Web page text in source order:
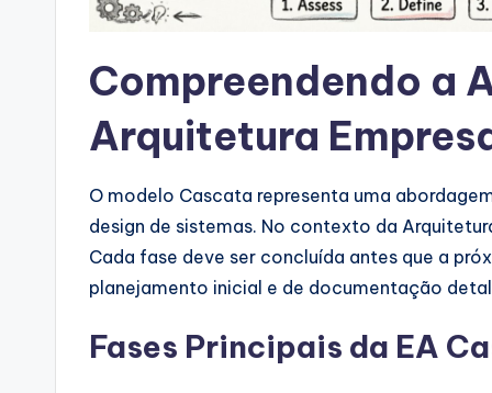
Compreendendo a
Arquitetura
O modelo Cascata representa uma
design de sistemas. No contexto da
Cada fase deve ser concluída antes que a
planejamento inicial e de documentação
Fases Principais da EA